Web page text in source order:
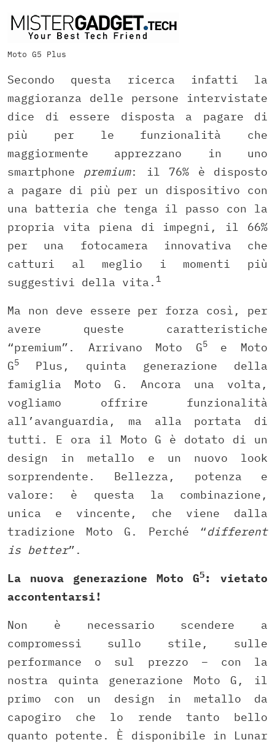
Moto G5 Plus
Secondo questa ricerca infatti la
maggioranza delle persone intervistate
dice di essere disposta a pagare di
più per le funzionalità che
maggiormente apprezzano in uno
smartphone premium: il 76% è disposto
a pagare di più per un dispositivo con
una batteria che tenga il passo con la
propria vita piena di impegni, il 66%
per una fotocamera innovativa che
catturi al meglio i momenti più
suggestivi della vita. 1
Ma non deve essere per forza così, per
avere queste caratteristiche
“premium”. Arrivano Moto G5e Moto
G5
Plus, quinta generazione della
famiglia Moto G. Ancora una volta,
vogliamo offrire funzionalità
all’avanguardia, ma alla portata di
tutti. E ora il Moto G è dotato di un
design in metallo e un nuovo look
sorprendente. Bellezza, potenza e
valore: è questa la combinazione,
unica e vincente, che viene dalla
tradizione Moto G. Perché “different
is better”.
La nuova generazione Moto G5: vietato
accontentarsi!
Non è necessario scendere a
compromessi sullo stile, sulle
performance o sul prezzo – con la
nostra quinta generazione Moto G, il
primo con un design in metallo da
capogiro che lo rende tanto bello
quanto potente. È disponibile in Lunar